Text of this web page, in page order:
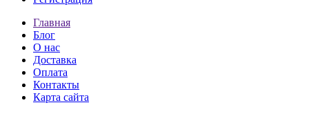
Главная
Блог
О нас
Доставка
Оплата
Контакты
Карта сайта